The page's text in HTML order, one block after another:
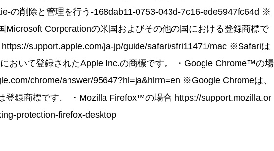
の削除と管理を行う-168dab11-0753-043d-7c16-ede5947fc64d ※
Microsoft Corporationの米国およびその他の国における登録商標で
support.apple.com/ja-jp/guide/safari/sfri11471/mac ※Safariは
おいて登録されたApple Inc.の商標です。 ・Google Chrome™の場
chrome/answer/95647?hl=ja&hlrm=en ※Google Chromeは、
登録商標です。 ・Mozilla Firefox™の場合 https://support.mozilla.or
protection-firefox-desktop